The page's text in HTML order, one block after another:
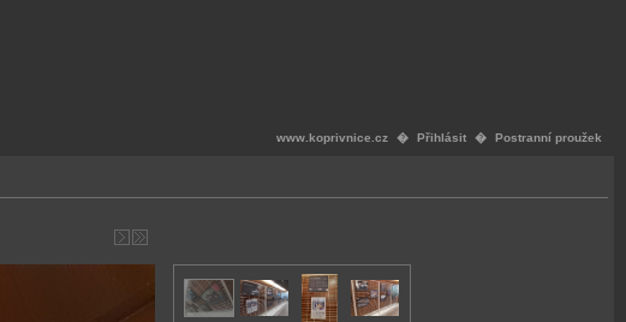
www.koprivnice.cz � Přihlásit � Postranní proužek